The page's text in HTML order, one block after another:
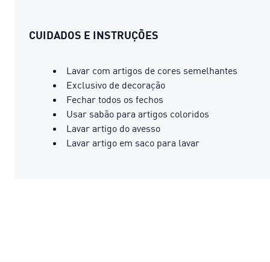
CUIDADOS E INSTRUÇÕES
Lavar com artigos de cores semelhantes
Exclusivo de decoração
Fechar todos os fechos
Usar sabão para artigos coloridos
Lavar artigo do avesso
Lavar artigo em saco para lavar